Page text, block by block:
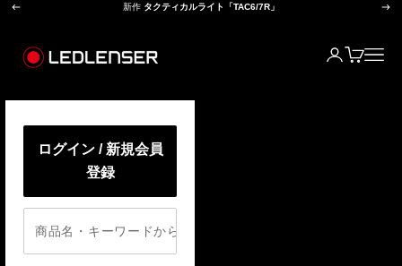
コンテンツへスキップ
前へ 新作 タクティカルライト「TAC6/7R」 次へ
ログイン
カートメニ
ログイン / 新規会員
登録